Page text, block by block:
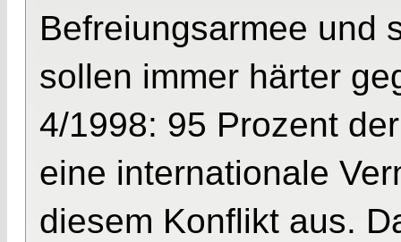
Befreiungsarmee und
sollen immer härter
4/1998: 95 Prozent
eine internationale
diesem Konflikt aus.